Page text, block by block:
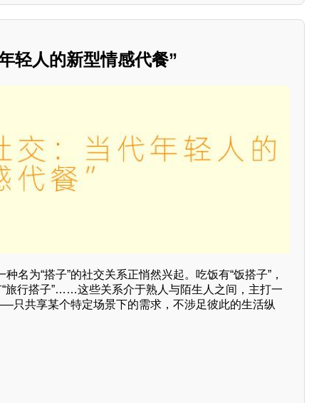
轻人的新型情感代餐”
名为“搭子”的社交关系正悄然兴起。吃饭有“饭搭子”，
“旅行搭子”……这些关系介于熟人与陌生人之间，主打一
只共享某个特定场景下的需求，不涉足彼此的生活纵